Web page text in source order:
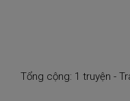
Tổng cộng: 1 truyện -